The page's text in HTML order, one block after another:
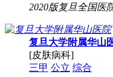
2020版复旦全国医
复旦大学附属华山
[皮肤病科]
三甲 公立 综合